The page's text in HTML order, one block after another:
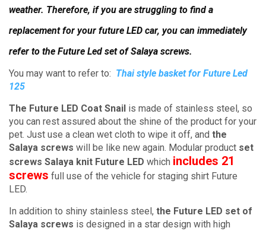
weather. Therefore, if you are struggling to find a
replacement for your future LED car, you can immediately
refer to the Future Led set of Salaya screws.
You may want to refer to: Thai style basket for Future Led
125
The Future LED Coat Snail is made of stainless steel, so
you can rest assured about the shine of the product for your
pet. Just use a clean wet cloth to wipe it off, and the
Salaya screws will be like new again. Modular product set
screws Salaya knit Future LED which includes 21
screws full use of the vehicle for staging shirt Future
LED.
In addition to shiny stainless steel, the Future LED set of
Salaya screws is designed in a star design with high